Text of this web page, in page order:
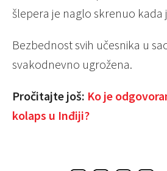
šlepera je naglo skrenuo kada
Bezbednost svih učesnika u
svakodnevno ugrožena.
Pročitajte još: Ko je
kolaps u Inđiji?